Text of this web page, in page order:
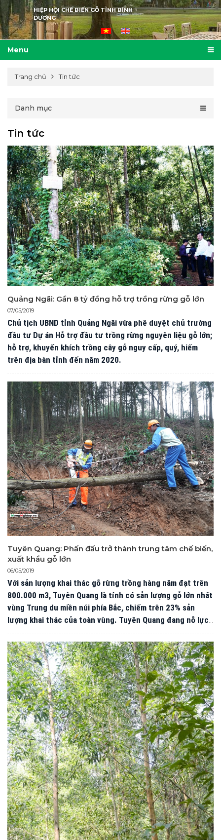
HIỆP HỘI CHẾ BIẾN GỖ TỈNH BÌNH
DƯƠNG
Menu
Trang chủ Tin tức
Danh mục
Tin tức
Quảng Ngãi: Gần 8 tỷ đồng hỗ trợ trồng rừng gỗ lớn
07/05/2019
​Chủ tịch UBND tỉnh Quảng Ngãi vừa phê duyệt​ chủ trường
đầu tư Dự án Hỗ trợ đầu tư trồng rừng nguyên liệu gỗ lớn;
hỗ trợ, khuyến khích trồng cây gỗ nguy cấp, quý, hiếm
trên địa bàn tỉnh đến năm 2020.
Tuyên Quang: Phấn đấu trở thành trung tâm chế biến,
xuất khẩu gỗ lớn
06/05/2019
Với sản lượng khai thác gỗ rừng trồng hàng năm đạt trên
800.000 m3, Tuyên Quang là tỉnh có sản lượng gỗ lớn nhất
vùng Trung du miền núi phía Bắc, chiếm trên 23% sản
lượng khai thác của toàn vùng. Tuyên Quang đang nỗ lực
phấn đấu trở thành trung tâm chế biến, xuất khẩu gỗ lớn
của cả nước.